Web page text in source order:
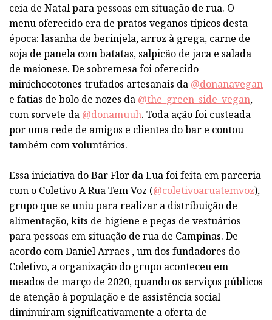
ceia de Natal para pessoas em situação de rua. O
menu oferecido era de pratos veganos típicos desta
época: lasanha de berinjela, arroz à grega, carne de
soja de panela com batatas, salpicão de jaca e salada
de maionese. De sobremesa foi oferecido
minichocotones trufados artesanais da @donanavegan
e fatias de bolo de nozes da @the_green_side_vegan,
com sorvete da @donamuuh. Toda ação foi custeada
por uma rede de amigos e clientes do bar e contou
também com voluntários.
Essa iniciativa do Bar Flor da Lua foi feita em parceria
com o Coletivo A Rua Tem Voz (@coletivoaruatemvoz),
grupo que se uniu para realizar a distribuição de
alimentação, kits de higiene e peças de vestuários
para pessoas em situação de rua de Campinas. De
acordo com Daniel Arraes , um dos fundadores do
Coletivo, a organização do grupo aconteceu em
meados de março de 2020, quando os serviços públicos
de atenção à população e de assistência social
diminuíram significativamente a oferta de